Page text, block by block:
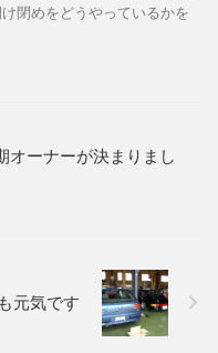
閉めをどうやっているかを
オーナーが決まりまし
元気です